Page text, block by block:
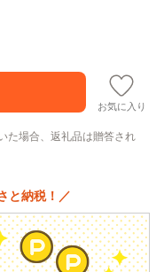
お気に入り
た場合、返礼品は贈答され
と納税！／